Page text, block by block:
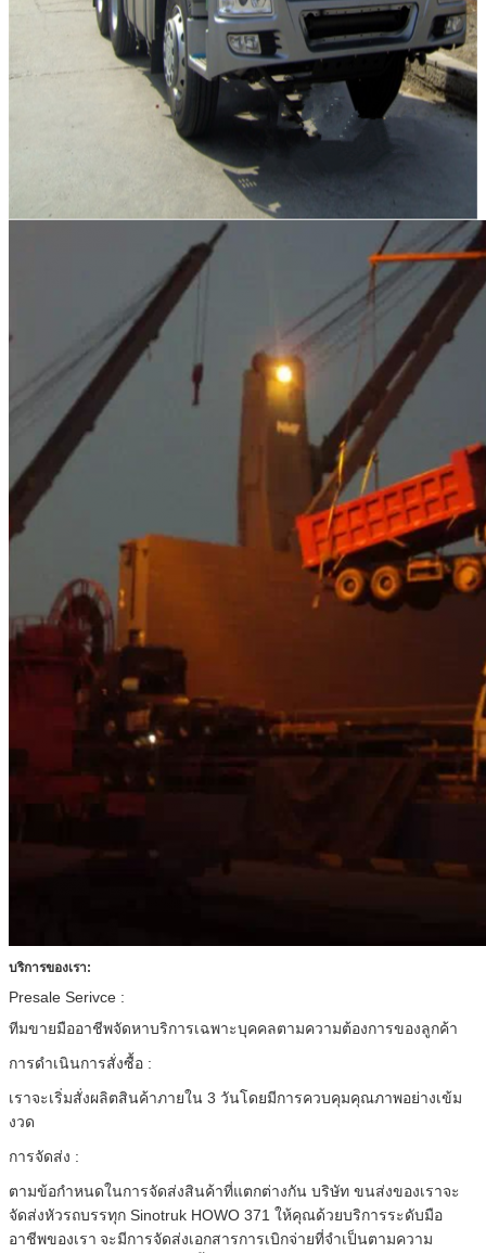
บริการของเรา:
Presale Serivce :
ทีมขายมืออาชีพจัดหาบริการเฉพาะบุคคลตามความต้องการของลูกค้า
การดำเนินการสั่งซื้อ :
เราจะเริ่มสั่งผลิตสินค้าภายใน 3 วันโดยมีการควบคุมคุณภาพอย่างเข้ม
งวด
การจัดส่ง :
ตามข้อกำหนดในการจัดส่งสินค้าที่แตกต่างกัน บริษัท ขนส่งของเราจะ
จัดส่งหัวรถบรรทุก Sinotruk HOWO 371 ให้คุณด้วยบริการระดับมือ
อาชีพของเรา จะมีการจัดส่งเอกสารการเบิกจ่ายที่จำเป็นตามความ